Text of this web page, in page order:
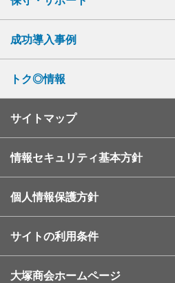
成功導入事例
トク◎情報
サイトマップ
情報セキュリティ基本方針
個人情報保護方針
サイトの利用条件
大塚商会ホームページ